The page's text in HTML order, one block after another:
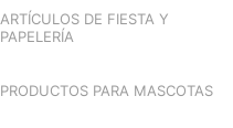
ARTÍCULOS DE FIESTA Y
PAPELERÍA
PRODUCTOS PARA MASCOTAS